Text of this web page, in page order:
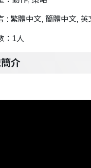
: 繁體中文, 簡體中文,
：1人
介